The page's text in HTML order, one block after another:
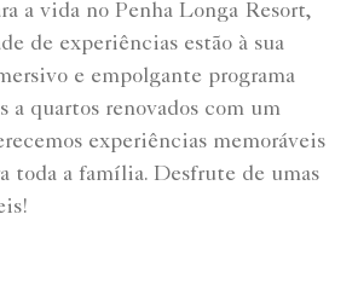
a vida no Penha Longa Resort,
de experiências estão à sua
e empolgante programa
a quartos renovados com um
experiências memoráveis
toda a família. Desfrute de umas